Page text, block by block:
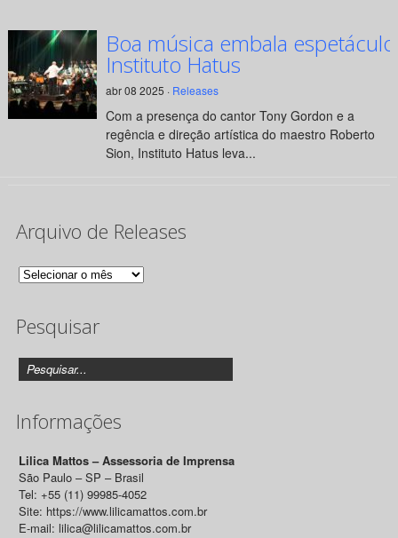
Boa música embala
Instituto Hatus
abr 08 2025 · Releases
Com a presença do cantor Tony Gordon e a
regência e direção artística do maestro Roberto
Sion, Instituto Hatus leva...
Arquivo de Releases
Arquivo
Releases
Pesquisar
Informações
Lilica Mattos – Assessoria de Imprensa
São Paulo – SP – Brasil
Tel: +55 (11) 99985-4052
Site: https://www.lilicamattos.com.br
E-mail: lilica@lilicamattos.com.br